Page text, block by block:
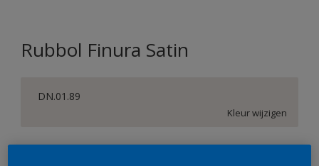
Rubbol Finura Satin
DN.01.89
Kleur wijzigen